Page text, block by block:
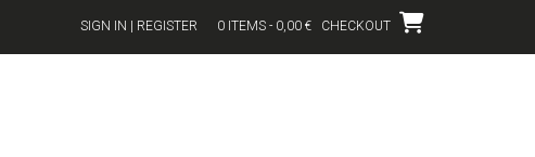
SIGN IN | REGISTER 0 ITEMS - 0,00 € CHECKOUT